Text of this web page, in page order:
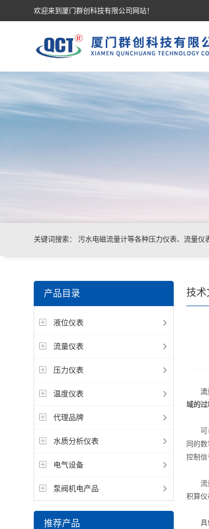
欢迎来到厦门群创科技有限公司网站！
关键词搜索： 污水电磁流量计等各种压力仪表、流量仪
产品目录
液位仪表
流量仪表
压力仪表
温度仪表
代理品牌
水质分析仪表
电气设备
泵阀机电产品
推荐产品
技术
流
域的过
可与
同的
控制信
流量
积算仪
具体